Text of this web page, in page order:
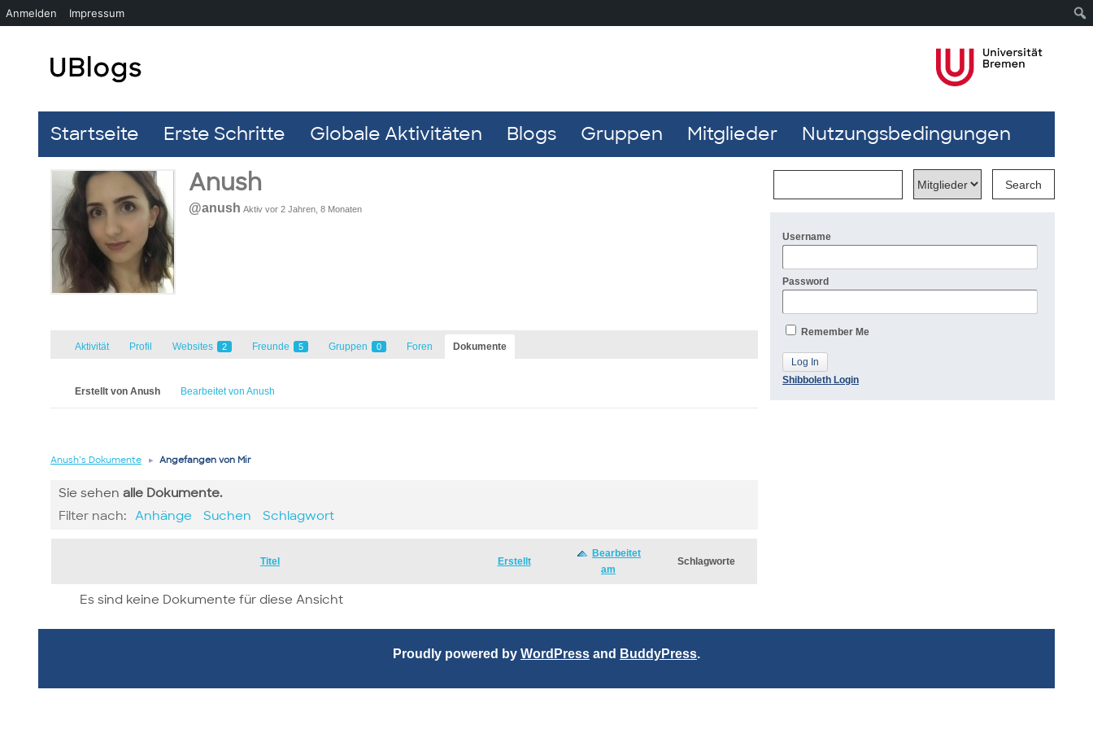
Startseite Erste Schritte Globale Aktivitäten Blogs Gruppen Mitglieder Nutzungsbedingungen
Anush
@anush Aktiv vor 2 Jahren, 8 Monaten
Aktivität Profil Websites 2 Freunde 5 Gruppen 0 Foren Dokumente
Erstellt von Anush Bearbeitet von Anush
Anush’s Dokumente ▸ Angefangen von Mir
Sie sehen alle Dokumente.
Filter nach: Anhänge Suchen Schlagwort
Titel Erstellt
Bearbeitet
am
Schlagworte
Es sind keine Dokumente für diese Ansicht
Username
Password
Remember Me
Shibboleth Login
Proudly powered by WordPress and BuddyPress.
Anmelden Impressum